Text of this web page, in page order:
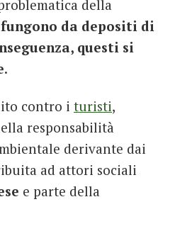
della
da depositi di
questi si
.
contro i turisti,
responsabilità
derivante dai
ad attori sociali
e parte della